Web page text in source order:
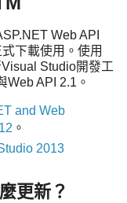
Web API
下載使用。使用
Studio開發工
Web API 2.1。
and Web
。
2013
更新？